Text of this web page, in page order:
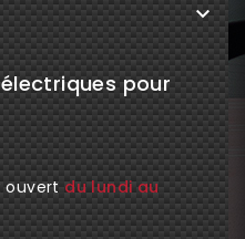

pour
ouvertdu lundi au